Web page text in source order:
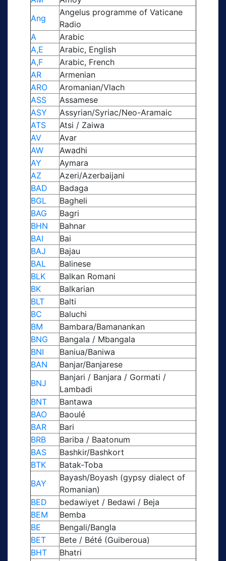
Ang
Angelus programme of Vaticane
Radio
A
Arabic
A,E
Arabic, English
A,F
Arabic, French
AR
Armenian
ARO
Aromanian/Vlach
ASS
Assamese
ASY
Assyrian/Syriac/Neo-Aramaic
ATS
Atsi / Zaiwa
AV
Avar
AW
Awadhi
AY
Aymara
AZ
Azeri/Azerbaijani
BAD
Badaga
BGL
Bagheli
BAG
Bagri
BHN
Bahnar
BAI
Bai
BAJ
Bajau
BAL
Balinese
BLK
Balkan Romani
BK
Balkarian
BLT
Balti
BC
Baluchi
BM
Bambara/Bamanankan
BNG
Bangala / Mbangala
BNI
Baniua/Baniwa
BAN
Banjar/Banjarese
BNJ
Banjari / Banjara / Gormati /
Lambadi
BNT
Bantawa
BAO
Baoulé
BAR
Bari
BRB
Bariba / Baatonum
BAS
Bashkir/Bashkort
BTK
Batak-Toba
BAY
Bayash/Boyash (gypsy dialect of
Romanian)
BED
bedawiyet / Bedawi / Beja
BEM
Bemba
BE
Bengali/Bangla
BET
Bete / Bété (Guiberoua)
BHT
Bhatri